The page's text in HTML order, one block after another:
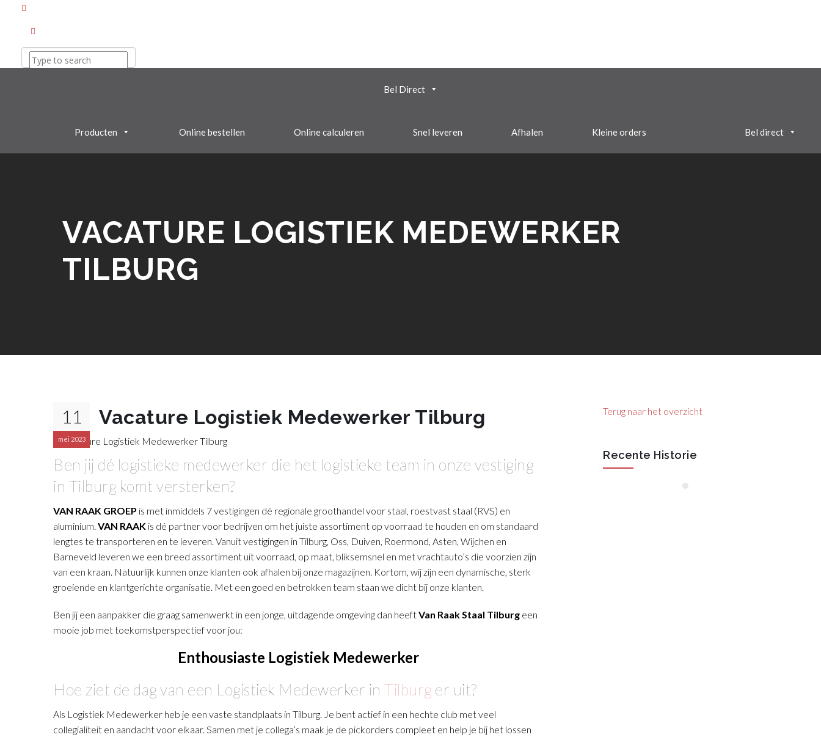
Bel Direct
Producten Online bestellen Online calculeren Snel leveren Afhalen Kleine orders Bel direct
VACATURE LOGISTIEK MEDEWERKER
TILBURG
Vacature Logistiek Medewerker Tilburg
11
mei 2023
Ben jij dé logistieke medewerker die het logistieke team in onze vestiging
in Tilburg komt versterken?
VAN RAAK GROEP is met inmiddels 7 vestigingen dé regionale groothandel voor staal, roestvast staal (RVS) en
aluminium. VAN RAAK is dé partner voor bedrijven om het juiste assortiment op voorraad te houden en om standaard
lengtes te transporteren en te leveren. Vanuit vestigingen in Tilburg, Oss, Duiven, Roermond, Asten, Wijchen en
Barneveld leveren we een breed assortiment uit voorraad, op maat, bliksemsnel en met vrachtauto’s die voorzien zijn
van een kraan. Natuurlijk kunnen onze klanten ook afhalen bij onze magazijnen. Kortom, wij zijn een dynamische, sterk
groeiende en klantgerichte organisatie. Met een goed en betrokken team staan we dicht bij onze klanten.
Ben jij een aanpakker die graag samenwerkt in een jonge, uitdagende omgeving dan heeftVan Raak Staal Tilburg een
mooie job met toekomstperspectief voor jou:
Enthousiaste Logistiek Medewerker
Hoe ziet de dag van een Logistiek Medewerker in Tilburg er uit?
Als Logistiek Medewerker heb je een vaste standplaats in Tilburg. Je bent actief in een hechte club met veel
collegialiteit en aandacht voor elkaar. Samen met je collega’s maak je de pickorders compleet en help je bij het lossen
Terug naar het overzicht
Recente Historie